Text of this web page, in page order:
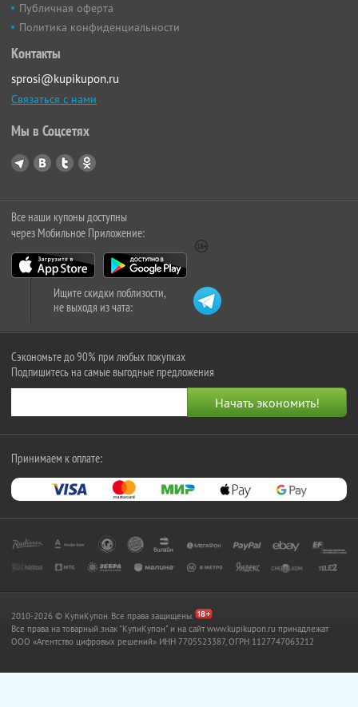
Публичная оферта
Политика конфиденциальности
Контакты
sprosi@kupikupon.ru
Связаться с нами
Мы в Соцсетях
Все наши купоны доступны
через Мобильное Приложение:
Ищите скидки поблизости,
не выходя из чата:
Сэкономьте до 90% при любых покупках
Подпишитесь на самые выгодные предложения
Принимаем к оплате:
2010-2026 © КупиКупон. Все права защищены.
Все права на товарный знак "КупиКупон" и на сайт www.kupikupon.ru принадлежат
OOO «Агентство цифровых решений» ИНН 7705523387, ОГРН 1127747063212